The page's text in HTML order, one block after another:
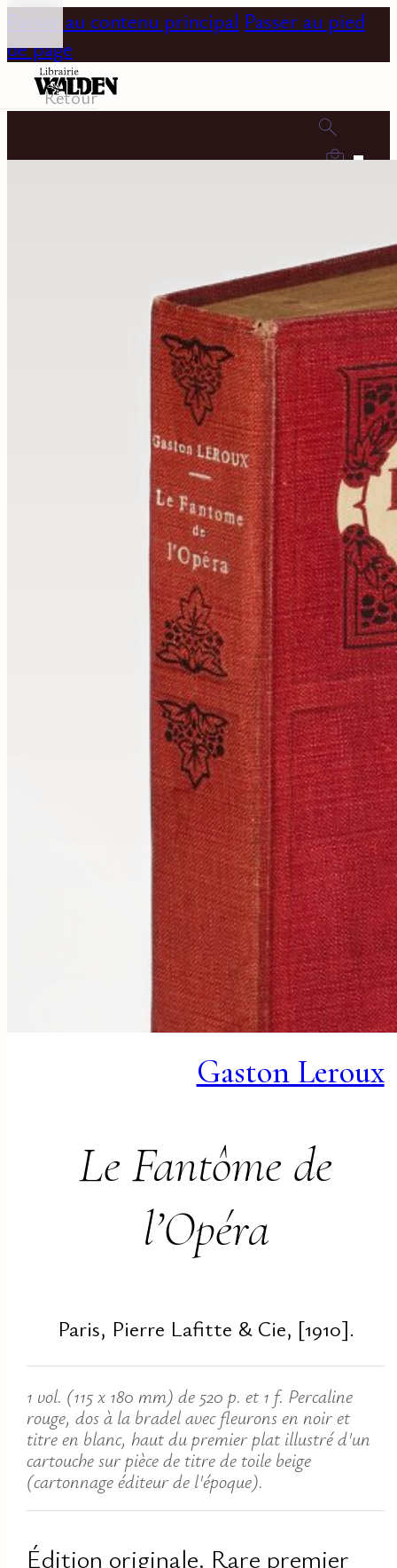
Passer au contenu principal Passer au pied
de page
0
Gaston Leroux
Le Fantôme de
l’Opéra
Paris, Pierre Lafitte & Cie, [1910].
1 vol. (115 x 180 mm) de 520 p. et 1 f. Percaline
rouge, dos à la bradel avec fleurons en noir et
titre en blanc, haut du premier plat illustré d'un
cartouche sur pièce de titre de toile beige
(cartonnage éditeur de l'époque).
Édition originale. Rare premier
Retour